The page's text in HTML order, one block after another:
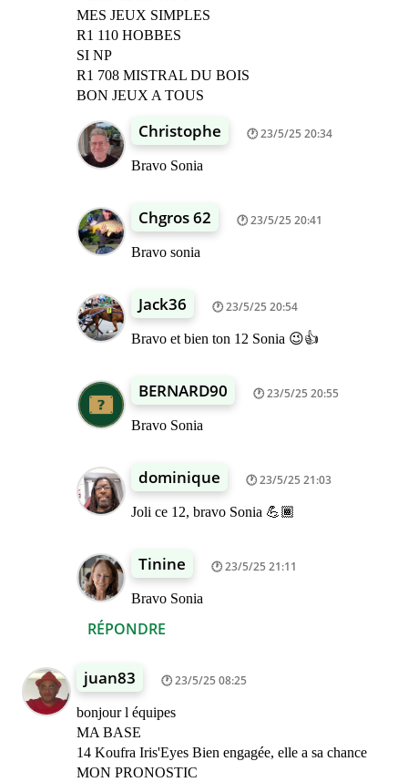
MES JEUX SIMPLES
R1 110 HOBBES
SI NP
R1 708 MISTRAL DU BOIS
BON JEUX A TOUS
RÉPONDRE
Christophe 23/5/25 20:34
Bravo Sonia
Chgros 62 23/5/25 20:41
Bravo sonia
Jack36 23/5/25 20:54
Bravo et bien ton 12 Sonia 😉👍
BERNARD90 23/5/25 20:55
Bravo Sonia
dominique 23/5/25 21:03
Joli ce 12, bravo Sonia 💪🏾
Tinine 23/5/25 21:11
Bravo Sonia
juan83 23/5/25 08:25
bonjour l équipes
MA BASE
14 Koufra Iris'Eyes Bien engagée, elle a sa chance
MON PRONOSTIC